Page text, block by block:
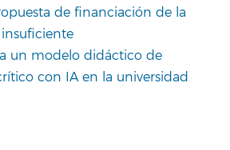
de financiación de la
un modelo didáctico de
con IA en la universidad